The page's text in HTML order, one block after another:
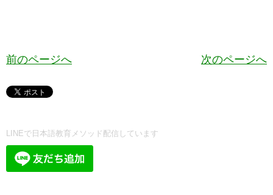
前のページへ 次のページへ
LINEで日本語教育メソッド配信しています